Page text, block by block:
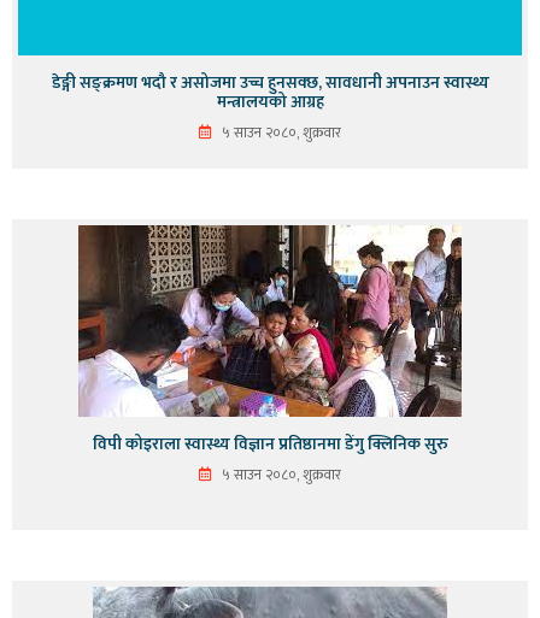
डेङ्गी सङ्क्रमण भदौ र असोजमा उच्च हुनसक्छ, सावधानी अपनाउन स्वास्थ्य
मन्त्रालयको आग्रह
५ साउन २०८०, शुक्रवार
विपी कोइराला स्वास्थ्य विज्ञान प्रतिष्ठानमा डेंगु क्लिनिक सुरु
५ साउन २०८०, शुक्रवार